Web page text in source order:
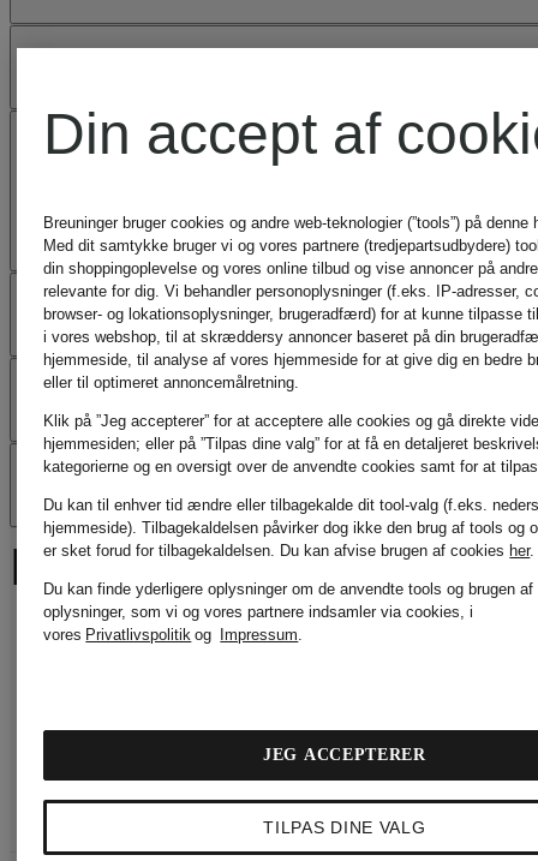
HJÆLP OG
OFTE STILLEDE
SPØRGSMÅL
TJENESTER
FORSENDELSE
OM BREUNINGER
FØLG BREUNINGER
Din accept af
Breuninger bruger cookies og andre web-teknologier (”tools”) på denne
Med dit samtykke bruger vi og vores partnere (tredjepartsudbydere)
din shoppingoplevelse og vores online tilbud og vise annoncer på
relevante for dig. Vi behandler personoplysninger (f.eks. IP-adresser,
browser- og lokationsoplysninger, brugeradfærd) for at kunne tilpasse
i vores webshop, til at skræddersy annoncer baseret på din
hjemmeside, til analyse af vores hjemmeside for at give dig en bedre
eller til optimeret annoncemålretning.
Klik på ”Jeg accepterer” for at acceptere alle cookies og gå direkte
hjemmesiden; eller på ”Tilpas dine valg” for at få en detaljeret
kategorierne og en oversigt over de anvendte cookies samt for at
Du kan til enhver tid ændre eller tilbagekalde dit tool-valg (f.eks.
hjemmeside). Tilbagekaldelsen påvirker dog ikke den brug af tools og
er sket forud for tilbagekaldelsen. Du kan afvise brugen af cookies her.
Du kan finde yderligere oplysninger om de anvendte tools og brugen af
oplysninger, som vi og vores partnere indsamler via cookies, i
vores Privatlivspolitik og Impressum
TILPAS DINE VALG
JEG ACCEPTERER